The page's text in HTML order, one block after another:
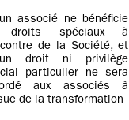
associé ne bénéficie
droits spéciaux à
de la Société, et
droit ni privilège
particulier ne sera
aux associés à
de la transformation